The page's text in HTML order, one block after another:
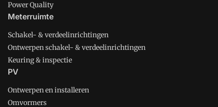
Power Quality
Meterruimte
Schakel- & verdeelinrichtingen
Ontwerpen schakel- & verdeelinrichtingen
Keuring & inspectie
PV
Ontwerpen en installeren
Omvormers